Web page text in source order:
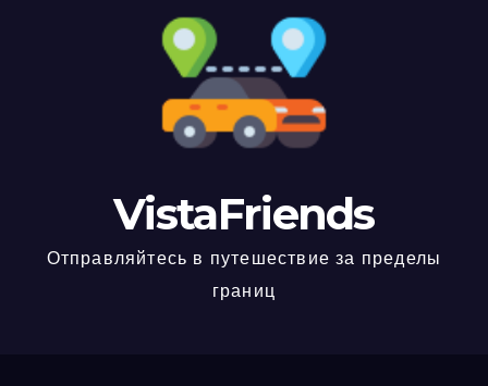
VistaFriends
Отправляйтесь в путешествие за пределы
границ